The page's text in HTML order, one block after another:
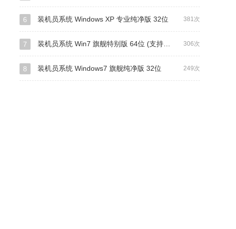
381次
6 装机员系统 Windows XP 专业纯净版 32位
306次
7 装机员系统 Win7 旗舰特别版 64位 (支持intel&amd最新硬件)
249次
8 装机员系统 Windows7 旗舰纯净版 32位